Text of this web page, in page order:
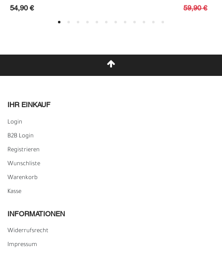
59,90 €
54,90 €
IHR EINKAUF
Login
B2B Login
Registrieren
Wunschliste
Warenkorb
Kasse
INFORMATIONEN
Widerrufs­recht
Impressum